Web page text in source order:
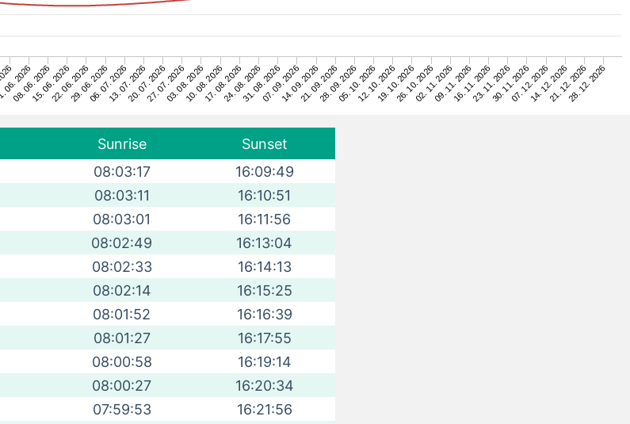
2026
08. 06. 202615. 06. 202622. 06. 202629. 06. 202606. 07. 202613. 07. 202620. 07. 202627. 07. 202603. 08. 202610. 08. 202617. 08. 202624. 08. 202631. 08. 202607. 09. 202614. 09. 202621. 09. 202628. 09. 202605. 10. 202612. 10. 202619. 10. 202626. 10. 202602. 11. 202609. 11. 202616. 11. 202623. 11. 202630. 11. 202607. 12. 202614. 12. 202621. 12. 2026
28. 12. 2026
Sunrise
Sunset
08:03:17
16:09:49
08:03:11
16:10:51
08:03:01
16:11:56
08:02:49
16:13:04
08:02:33
16:14:13
08:02:14
16:15:25
08:01:52
16:16:39
08:01:27
16:17:55
08:00:58
16:19:14
08:00:27
16:20:34
07:59:53
16:21:56